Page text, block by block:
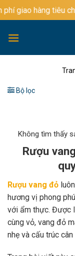
Bỏ
qua
dung
tiêu chuẩn cho
Bộ lọc
Không tìm thấy
Rượu
Rượu vang đỏ
hương vị phong
với ẩm thực. Được
cùng vỏ, vang đỏ
nhẹ và cấu trúc cân